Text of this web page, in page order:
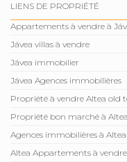
LIENS DE PROPRIÉTÉ
Appartements à vendre à
Jávea villas à vendre
Jávea immobilier
Jávea Agences immobilières
Propriété à vendre Altea old
Propriété bon marché à
Agences immobilières à
Altea Appartements à vendre